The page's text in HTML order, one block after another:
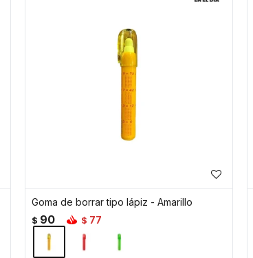
Goma de borrar tipo lápiz - Amarillo
$ 90 $ 77